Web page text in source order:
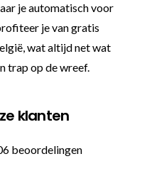
je automatisch voor
je van gratis
wat altijd net wat
trap op de wreef.
klanten
beoordelingen